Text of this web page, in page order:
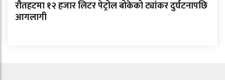
रौतहटमा १२ हजार लिटर पेट्रोल बोकेको ट्यांकर दुर्घटनापछि
आगलागी